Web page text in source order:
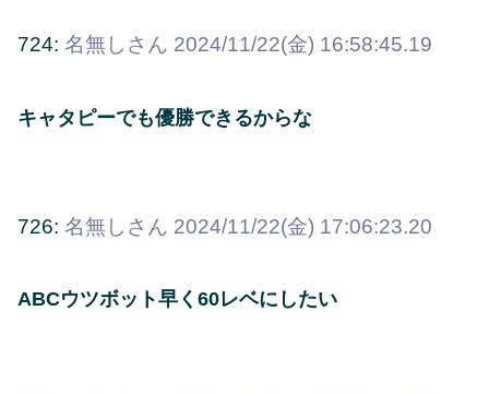
724: 名無しさん 2024/11/22(金) 16:58:45.19
キャタピーでも優勝できるからな
726: 名無しさん 2024/11/22(金) 17:06:23.20
ABCウツボット早く60レベにしたい